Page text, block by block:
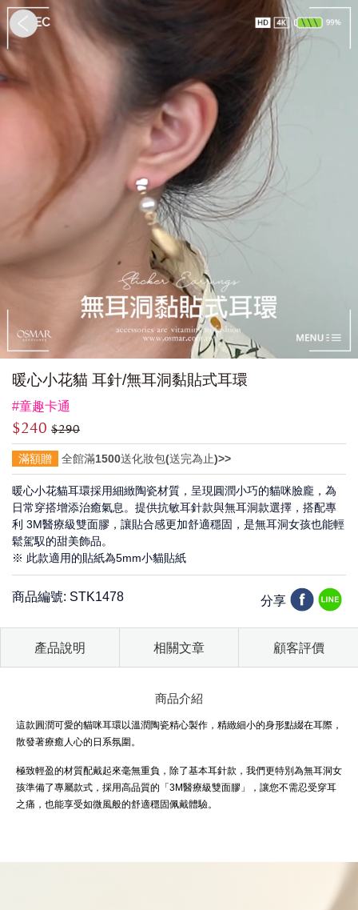
暖心小花貓 耳針/無耳洞黏貼式耳環
#童趣卡通
$240 $290
滿額贈 全館滿1500送化妝包(送完為止)>>
暖心小花貓耳環採用細緻陶瓷材質，呈現圓潤小巧的貓咪臉龐，為
日常穿搭增添治癒氣息。提供抗敏耳針款與無耳洞款選擇，搭配專
利 3M醫療級雙面膠，讓貼合感更加舒適穩固，是無耳洞女孩也能輕
鬆駕馭的甜美飾品。
※ 此款適用的貼紙為5mm小貓貼紙
商品編號: STK1478 分享
產品說明 相關文章 顧客評價
商品介紹
這款圓潤可愛的貓咪耳環以溫潤陶瓷精心製作，精緻細小的身形點綴在耳際，
散發著療癒人心的日系氛圍。
極致輕盈的材質配戴起來毫無重負，除了基本耳針款，我們更特別為無耳洞女
孩準備了專屬款式，採用高品質的「3M醫療級雙面膠」，讓您不需忍受穿耳
之痛，也能享受如微風般的舒適穩固佩戴體驗。